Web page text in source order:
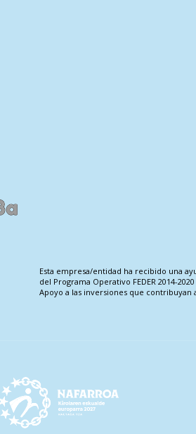
Esta empresa/entidad ha recibido una
del Programa Operativo FEDER 2014-
Apoyo a las inversiones que